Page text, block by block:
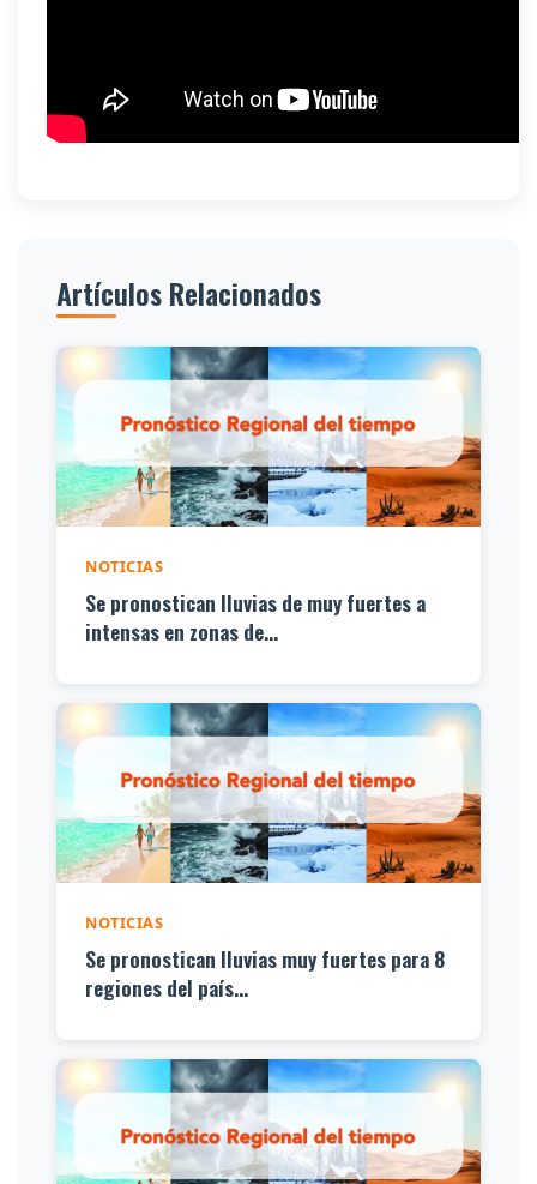
Artículos Relacionados
NOTICIAS
Se pronostican lluvias de muy fuertes a
intensas en zonas de...
NOTICIAS
Se pronostican lluvias muy fuertes para 8
regiones del país...